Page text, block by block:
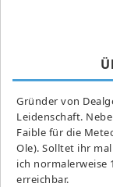
Gründer von
Leidenschaft.
Fai­ble für die
Ole). Solltet ihr
ich normalerweise
erreichbar.